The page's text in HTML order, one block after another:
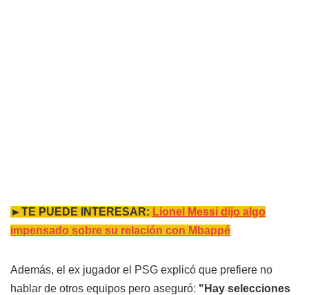
►TE PUEDE INTERESAR: Lionel Messi dijo algo
impensado sobre su relación con Mbappé
Además, el ex jugador el PSG explicó que prefiere no
hablar de otros equipos pero aseguró: "Hay selecciones